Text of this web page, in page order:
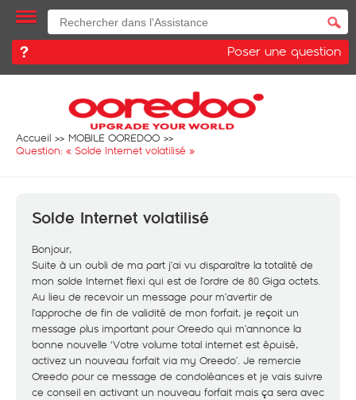
Poser une question
Accueil
MOBILE OOREDOO
Question: « Solde Internet volatilisé »
Solde Internet volatilisé
Bonjour,
Suite à un oubli de ma part j’ai vu disparaître la totalité de
mon solde Internet flexi qui est de l’ordre de 80 Giga octets.
Au lieu de recevoir un message pour m’avertir de
l’approche de fin de validité de mon forfait, je reçoit un
message plus important pour Oreedo qui m’annonce la
bonne nouvelle ‘Votre volume total internet est épuisé,
activez un nouveau forfait via my Oreedo’. Je remercie
Oreedo pour ce message de condoléances et je vais suivre
ce conseil en activant un nouveau forfait mais ça sera avec